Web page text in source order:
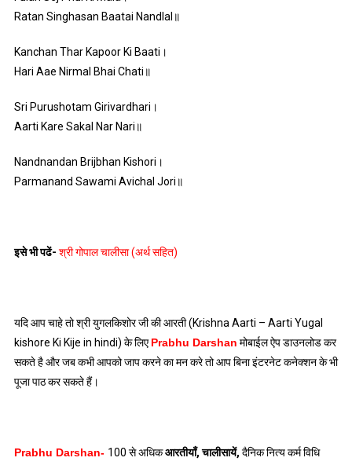
Ratan Singhasan Baatai Nandlal॥
Kanchan Thar Kapoor Ki Baati।
Hari Aae Nirmal Bhai Chati॥
Sri Purushotam Girivardhari।
Aarti Kare Sakal Nar Nari॥
Nandnandan Brijbhan Kishori।
Parmanand Sawami Avichal Jori॥
इसे भी पढें- श्री गोपाल चालीसा (अर्थ सहित)
यदि आप चाहे तो श्री युगलकिशोर जी की आरती (Krishna Aarti – Aarti Yugal
kishore Ki Kije in hindi) के लिएPrabhu Darshan मोबाईल ऐप डाउनलोड कर
सकते है और जब कभी आपको जाप करने का मन करे तो आप बिना इंटरनेट कनेक्शन के भी
पूजा पाठ कर सकते हैं।
Prabhu Darshan- 100 से अधिकआरतीयाँ,चालीसायें, दैनिक नित्य कर्म विधि